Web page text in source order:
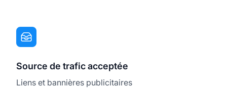
Source de trafic acceptée
Liens et bannières publicitaires